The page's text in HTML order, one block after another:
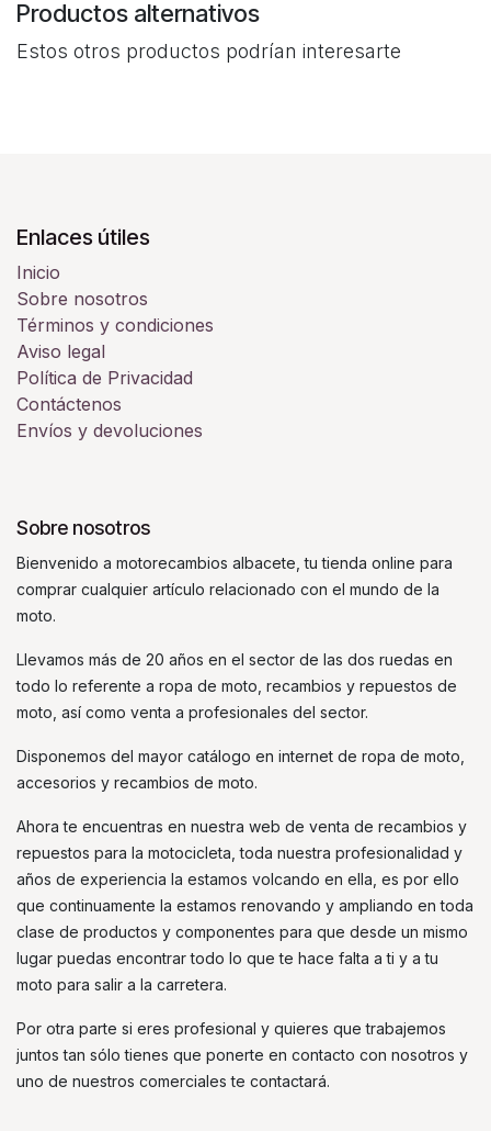
Productos alternativos
Estos otros productos podrían interesarte
Enlaces útiles
Inicio
Sobre nosotros
Términos y condiciones
Aviso legal
Política de Privacidad
Contáctenos
Envíos y devoluciones
Sobre nosotros
Bienvenido a motorecambios albacete, tu tienda online para
comprar cualquier artículo relacionado con el mundo de la
moto.
Llevamos más de 20 años en el sector de las dos ruedas en
todo lo referente a ropa de moto, recambios y repuestos de
moto, así como venta a profesionales del sector.
Disponemos del mayor catálogo en internet de ropa de moto,
accesorios y recambios de moto.
Ahora te encuentras en nuestra web de venta de recambios y
repuestos para la motocicleta, toda nuestra profesionalidad y
años de experiencia la estamos volcando en ella, es por ello
que continuamente la estamos renovando y ampliando en toda
clase de productos y componentes para que desde un mismo
lugar puedas encontrar todo lo que te hace falta a ti y a tu
moto para salir a la carretera.
Por otra parte si eres profesional y quieres que trabajemos
juntos tan sólo tienes que ponerte en contacto con nosotros y
uno de nuestros comerciales te contactará.